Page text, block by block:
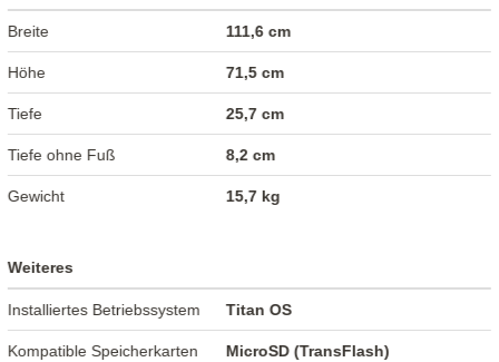
Breite 111,6 cm
Höhe 71,5 cm
Tiefe 25,7 cm
Tiefe ohne Fuß 8,2 cm
Gewicht 15,7 kg
Weiteres
Installiertes Betriebssystem Titan OS
Kompatible Speicherkarten MicroSD (TransFlash)